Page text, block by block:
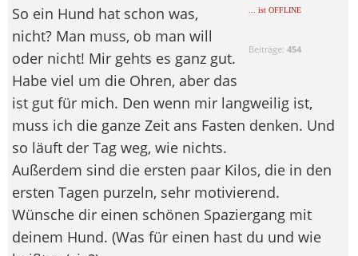
... ist OFFLINE
Beiträge:454
So ein Hund hat schon was,
nicht? Man muss, ob man will
oder nicht! Mir gehts es ganz gut.
Habe viel um die Ohren, aber das
ist gut für mich. Den wenn mir langweilig ist,
muss ich die ganze Zeit ans Fasten denken. Und
so läuft der Tag weg, wie nichts.
Außerdem sind die ersten paar Kilos, die in den
ersten Tagen purzeln, sehr motivierend.
Wünsche dir einen schönen Spaziergang mit
deinem Hund. (Was für einen hast du und wie